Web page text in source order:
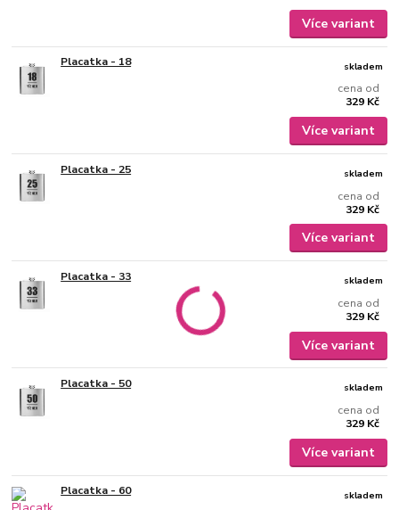
Více variant
Placatka - 18
cena od
329 Kč
skladem
Více variant
Placatka - 25
cena od
329 Kč
skladem
Více variant
Placatka - 33
cena od
329 Kč
skladem
Více variant
Placatka - 50
cena od
329 Kč
skladem
Více variant
Placatka - 60
skladem